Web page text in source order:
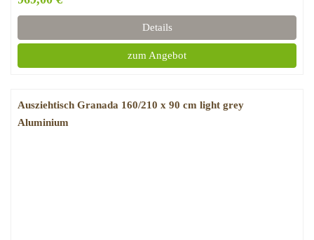
Details
zum Angebot
Ausziehtisch Granada 160/210 x 90 cm light grey
Aluminium